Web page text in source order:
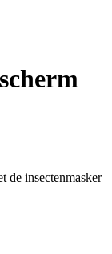
de insectenmasker